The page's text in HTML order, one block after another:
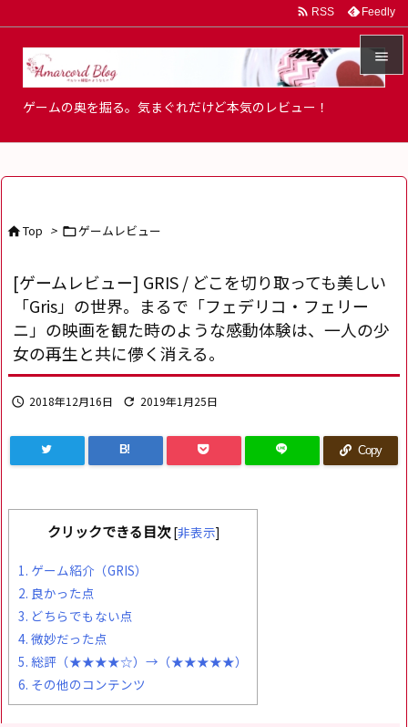




 RSS Feedly
ゲームの奥を掘る。気まぐれだけど本気のレビュー！
Top > ゲームレビュー
[ゲームレビュー] GRIS / どこを切り取っても美しい
「Gris」の世界。まるで「フェデリコ・フェリー
ニ」の映画を観た時のような感動体験は、一人の少
女の再生と共に儚く消える。
 2018年12月16日  2019年1月25日
B! Copy
クリックできる目次 [非表示]
1. ゲーム紹介（GRIS）
2. 良かった点
3. どちらでもない点
4. 微妙だった点
5. 総評（★★★★☆）→（★★★★★）
6. その他のコンテンツ